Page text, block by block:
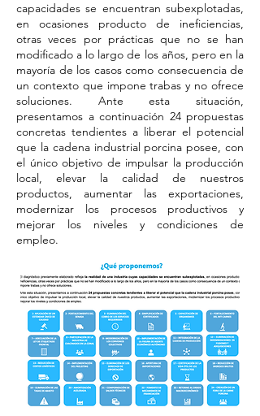
capacidades se encuentran subexplotadas,
en ocasiones producto de ineficiencias,
otras veces por prácticas que no se han
modificado a lo largo de los años, pero en la
mayoría de los casos como consecuencia de
un contexto que impone trabas y no ofrece
soluciones. Ante esta situación,
presentamos a continuación 24 propuestas
concretas tendientes a liberar el potencial
que la cadena industrial porcina posee, con
el único objetivo de impulsar la producción
local, elevar la calidad de nuestros
productos, aumentar las exportaciones,
modernizar los procesos productivos y
mejorar los niveles y condiciones de
empleo.